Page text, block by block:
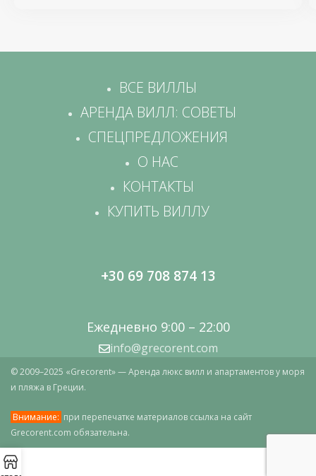
ВСЕ ВИЛЛЫ
АРЕНДА ВИЛЛ: СОВЕТЫ
СПЕЦПРЕДЛОЖЕНИЯ
О НАС
КОНТАКТЫ
КУПИТЬ ВИЛЛУ
+30 69 708 874 13
Ежедневно 9:00 – 22:00
info@grecorent.com
© 2009–2025 «Grecorent» — Аренда люкс вилл и апартаментов у моря
и пляжа в Греции.
Внимание: при перепечатке материалов ссылка на сайт
Grecorent.com обязательна.